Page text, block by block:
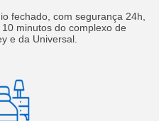
fechado, com segurança 24h,
minutos do complexo de
e da Universal.